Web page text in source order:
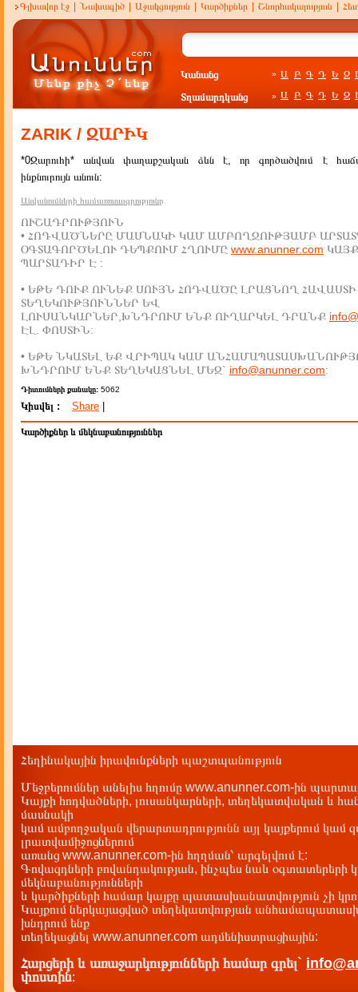
Գլխավոր էջ Նախագիծ Աջակցություն Կարծիքներ Շնորհակալություն
Կանանց » Ա Բ Գ Դ Ե Զ
Տղամարդկանց » Ա Բ Գ Դ Ե Զ
ZARIK / ԶԱՐԻԿ
*0Զարուհի* անվան փաղաքշական ձևն է, որ գործածվում է
ինքնուրույն անուն:
Անվանումների համառոտագրությունը
ՈՒՇԱԴՐՈՒԹՅՈՒՆ
• ՀՈԴՎԱԾՆԵՐԸ ՄԱՍՆԱԿԻ ԿԱՄ ԱՄԲՈՂՋՈՒԹՅԱՄԲ
ՕԳՏԱԳՈՐԾԵԼՈՒ ԴԵՊՔՈՒՄ ՀՂՈՒՄԸ www.anunner.com
ՊԱՐՏԱԴԻՐ Է :
• ԵԹԵ ԴՈՒՔ ՈՒՆԵՔ ՍՈՒՅՆ ՀՈԴՎԱԾԸ ԼՐԱՑՆՈՂ ՀԱՎԱՍՏԻ
ՏԵՂԵԿՈՒԹՅՈՒՆՆԵՐ ԵՎ
ԼՈՒՍԱՆԿԱՐՆԵՐ,ԽՆԴՐՈՒՄ ԵՆՔ ՈՒՂԱՐԿԵԼ ԴՐԱՆՔ
ԷԼ. ՓՈՍՏԻՆ:
• ԵԹԵ ՆԿԱՏԵԼ ԵՔ ՎՐԻՊԱԿ ԿԱՄ
ԽՆԴՐՈՒՄ ԵՆՔ ՏԵՂԵԿԱՑՆԵԼ ՄԵԶ` info@anunner.com:
Դիտումների քանակը: 5062
Կիսվել : Share
Կարծիքներ և մեկնաբանություններ
Հեղինակային իրավունքների պաշտպանություն
Մեջբերումներ անելիս հղումը www.anunner.com-ին
Կայքի հոդվածների, լուսանկարների, տեղեկատվական և
մասնակի
կամ ամբողջական վերարտադրությունն այլ կայքերում կամ
լրատվամիջոցներում
առանց www.anunner.com-ին հղղման՝ արգելվում է:
Գովազդների բովանդակության, ինչպես նաև օգտատերերի
մեկնաբանությունների
և կարծիքների համար կայքը պատասխանատվություն չի
Կայքում ներկայացված տեղեկատվության
խնդրում ենք
տեղեկացնել www.anunner.com ադմենիստրացիային:
Հարցերի և առաջարկությունների համար գրել`
փոստին: